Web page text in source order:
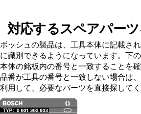
対応するスペアパー
ボッシュの製品は、工具本体に記載さ
に識別できるようになっています。下
本体の銘板内の番号と一致することを
品番が工具の番号と一致しない場合は
利用して、必要なパーツを直接探してく